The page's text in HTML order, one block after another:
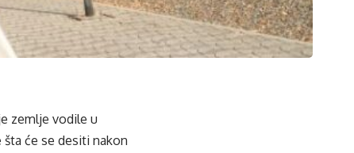
zemlje vodile u
će se desiti nakon